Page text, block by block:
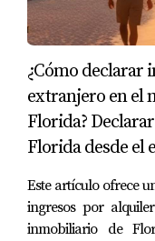
Este resultado
un buen retorno.
Caso 2:
Ahora veamos un
en Miami comprada
$3,200 mensuales y
ingreso neto anual
¿Cómo declarar
extranjero en el
Florida?
Florida desde el
Este artículo ofrece
ingresos por
inmobiliario de